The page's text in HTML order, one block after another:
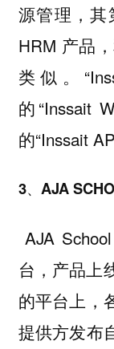
源管理，其
HRM 产品
类似。
的“Inssait
的“Inssait
3、AJA
AJA
台，产品上
的平台上，
提供方发布